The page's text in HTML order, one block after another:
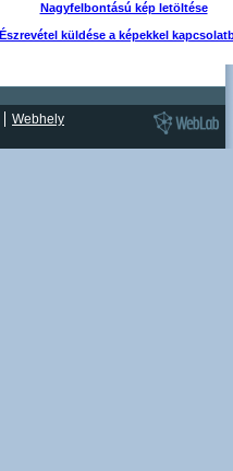
Nagyfelbontású kép letöltése
Észrevétel küldése a képekkel
Webhely